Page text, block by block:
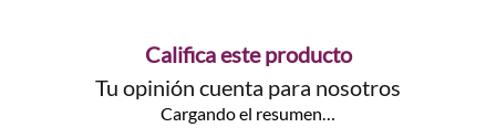
Califica este producto
Tu opinión cuenta para nosotros
Cargando el resumen…